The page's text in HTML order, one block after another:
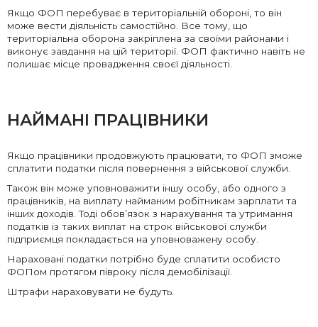
Якщо ФОП перебуває в територіальній обороні, то він
може вести діяльність самостійно. Все тому, що
територіальна оборона закріплена за своїми районами і
виконує завдання на цій території. ФОП фактично навіть не
полишає місце провадження своєї діяльності.
НАЙМАНІ ПРАЦІВНИКИ
Якщо працівники продовжують працювати, то ФОП зможе
сплатити податки після повернення з військової служби.
Також він може уповноважити іншу особу, або одного з
працівників, на виплату найманим робітникам зарплати та
інших доходів. Тоді обов’язок з нарахування та утримання
податків із таких виплат на строк військової служби
підприємця покладається на уповноважену особу.
Нараховані податки потрібно буде сплатити особисто
ФОПом протягом півроку після демобілізації.
Штрафи нараховувати не будуть.